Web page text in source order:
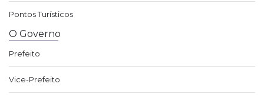
Pontos Turísticos
O Governo
Prefeito
Vice-Prefeito